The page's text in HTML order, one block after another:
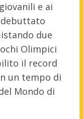
e ai
debuttato
due
Olimpici
il record
un tempo di
Mondo di